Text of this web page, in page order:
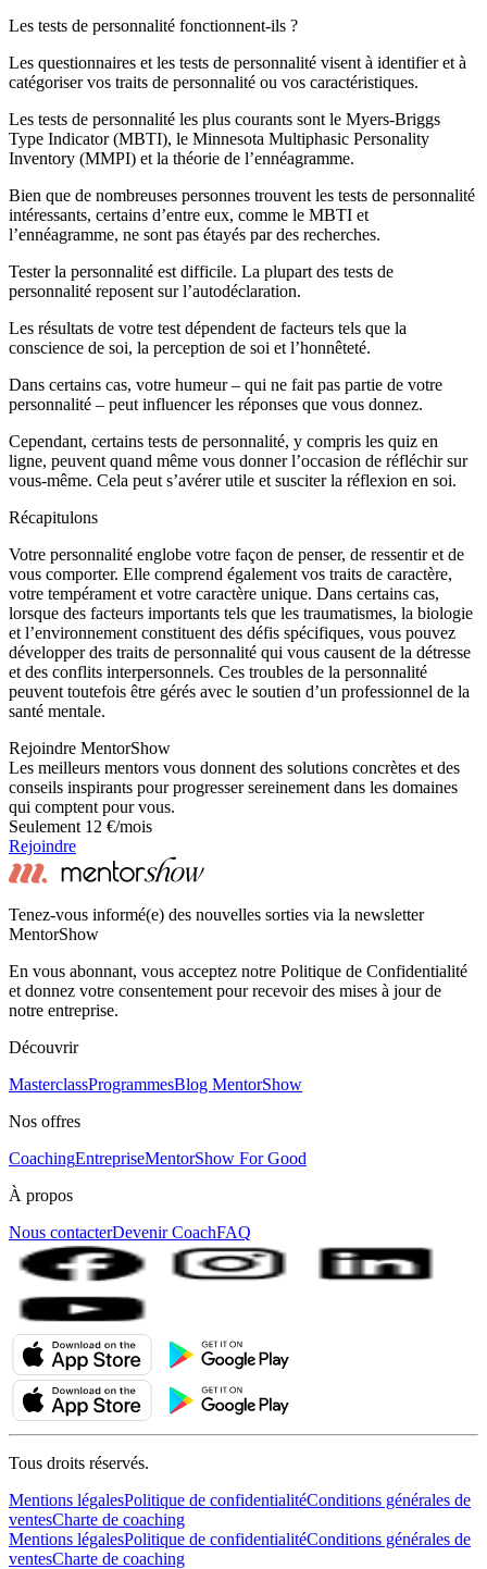
Les tests de personnalité fonctionnent-ils ?
Les questionnaires et les tests de personnalité visent à identifier et à
catégoriser vos traits de personnalité ou vos caractéristiques.
Les tests de personnalité les plus courants sont le Myers-Briggs
Type Indicator (MBTI), le Minnesota Multiphasic Personality
Inventory (MMPI) et la théorie de l’ennéagramme.
Bien que de nombreuses personnes trouvent les tests de personnalité
intéressants, certains d’entre eux, comme le MBTI et
l’ennéagramme, ne sont pas étayés par des recherches.
Tester la personnalité est difficile. La plupart des tests de
personnalité reposent sur l’autodéclaration.
Les résultats de votre test dépendent de facteurs tels que la
conscience de soi, la perception de soi et l’honnêteté.
Dans certains cas, votre humeur – qui ne fait pas partie de votre
personnalité – peut influencer les réponses que vous donnez.
Cependant, certains tests de personnalité, y compris les quiz en
ligne, peuvent quand même vous donner l’occasion de réfléchir sur
vous-même. Cela peut s’avérer utile et susciter la réflexion en soi.
Récapitulons
Votre personnalité englobe votre façon de penser, de ressentir et de
vous comporter. Elle comprend également vos traits de caractère,
votre tempérament et votre caractère unique. Dans certains cas,
lorsque des facteurs importants tels que les traumatismes, la biologie
et l’environnement constituent des défis spécifiques, vous pouvez
développer des traits de personnalité qui vous causent de la détresse
et des conflits interpersonnels. Ces troubles de la personnalité
peuvent toutefois être gérés avec le soutien d’un professionnel de la
santé mentale.
Rejoindre MentorShow
Les meilleurs mentors vous donnent des solutions concrètes et des
conseils inspirants pour progresser sereinement dans les domaines
qui comptent pour vous.
Seulement 12 €/mois
Rejoindre
Tenez-vous informé(e) des nouvelles sorties via la newsletter
MentorShow
En vous abonnant, vous acceptez notre Politique de Confidentialité
et donnez votre consentement pour recevoir des mises à jour de
notre entreprise.
Découvrir
MasterclassProgrammesBlog MentorShow
Nos offres
CoachingEntrepriseMentorShow For Good
À propos
Nous contacterDevenir CoachFAQ
Tous droits réservés.
Mentions légalesPolitique de confidentialitéConditions générales de
ventesCharte de coaching
Mentions légalesPolitique de confidentialitéConditions générales de
ventesCharte de coaching